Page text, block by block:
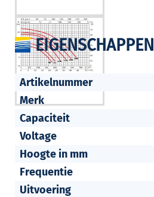
EIGENSCHAPPEN
Artikelnummer
Merk
Capaciteit
Voltage
Hoogte in mm
Frequentie
Uitvoering